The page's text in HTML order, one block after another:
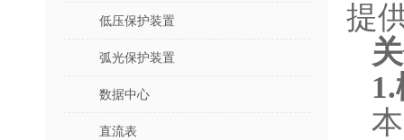
低压保护装置
弧光保护装置
数据中心
直流表
提